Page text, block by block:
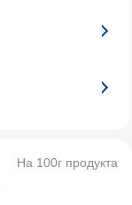
На 100г продукта